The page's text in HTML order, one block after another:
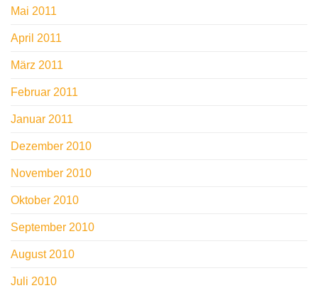
Mai 2011
April 2011
März 2011
Februar 2011
Januar 2011
Dezember 2010
November 2010
Oktober 2010
September 2010
August 2010
Juli 2010